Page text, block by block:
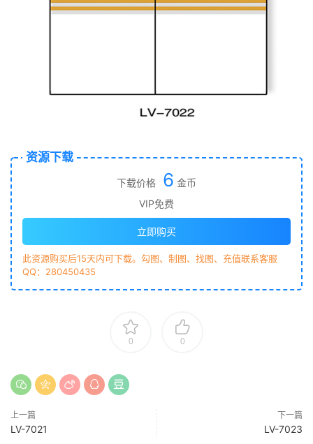
资源下载
下载价格 6 金币
VIP免费
立即购买
此资源购买后15天内可下载。勾图、制图、找图、充值联系客服
QQ：280450435
0 0
上一篇
LV-7021
下一篇
LV-7023